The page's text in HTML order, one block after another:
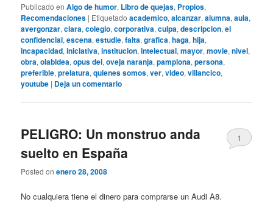
Publicado en Algo de humor, Libro de quejas, Propios,
Recomendaciones | Etiquetado academico,alcanzar,alumna,aula,
avergonzar,clara,colegio,corporativa,culpa,descripcion,el
confidencial,escena,estudie,falta,grafica,haga,hija,
incapacidad,iniciativa,institucion,intelectual,mayor,movie,nivel,
obra,olabidea,opus dei,oveja naranja,pamplona,persona,
preferible,prelatura,quienes somos,ver,video,villancico,
youtube | Deja un comentario
PELIGRO: Un monstruo anda
suelto en España
Posted onenero 28, 2008
1
No cualquiera tiene el dinero para comprarse un Audi A8.